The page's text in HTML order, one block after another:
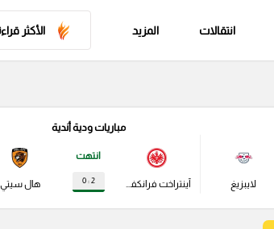
انتقالات المزيد الأكثر
لايبزيغ
مباريات ودية أندية
آينتراخت فرانكفورت
انتهت
2 : 0 هال سيتي